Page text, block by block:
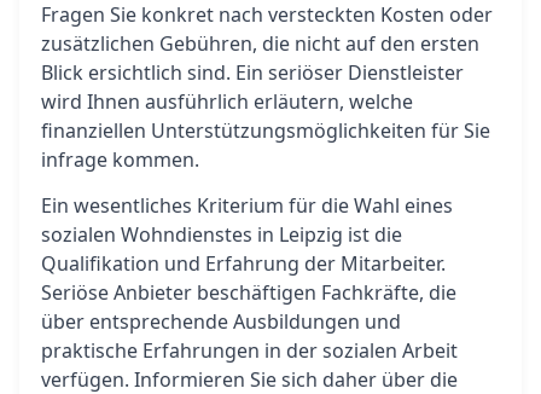
Fragen Sie konkret nach versteckten Kosten oder
zusätzlichen Gebühren, die nicht auf den ersten
Blick ersichtlich sind. Ein seriöser Dienstleister
wird Ihnen ausführlich erläutern, welche
finanziellen Unterstützungsmöglichkeiten für Sie
infrage kommen.
Ein wesentliches Kriterium für die Wahl eines
sozialen Wohndienstes in Leipzig ist die
Qualifikation und Erfahrung der Mitarbeiter.
Seriöse Anbieter beschäftigen Fachkräfte, die
über entsprechende Ausbildungen und
praktische Erfahrungen in der sozialen Arbeit
verfügen. Informieren Sie sich daher über die